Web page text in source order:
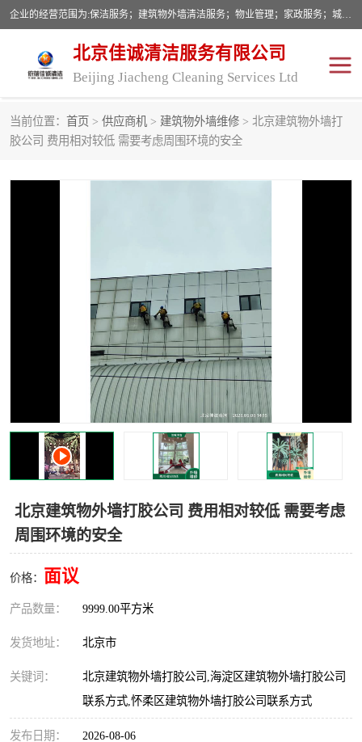
企业的经营范围为:保洁服务；建筑物外墙清洁服务；物业管理；家政服务；城市园林绿化；劳务分包；技术开发、技术转让、技术服务；销售保洁设备、卫生用品、化工产品（不含危险化学品及一类易制毒化学品）、日用品、办公设备、建筑材料、装饰材料；图文设计；清洁服务（不含餐具消毒）；中央空调维修；工程设计；施工总承包；专业承包。
北京佳诚清洁服务有限公司
Beijing Jiacheng Cleaning Services Ltd
当前位置： 首页 > 供应商机 > 建筑物外墙维修 > 北京建筑物外墙打
胶公司 费用相对较低 需要考虑周围环境的安全
北京建筑物外墙打胶公司 费用相对较低 需要考虑
周围环境的安全
价格： 面议
产品数量： 9999.00平方米
发货地址： 北京市
关键词：
北京建筑物外墙打胶公司,海淀区建筑物外墙打胶公司
联系方式,怀柔区建筑物外墙打胶公司联系方式
发布日期： 2026-08-06
外墙清洗 开荒保洁
开荒保洁 保洁服务